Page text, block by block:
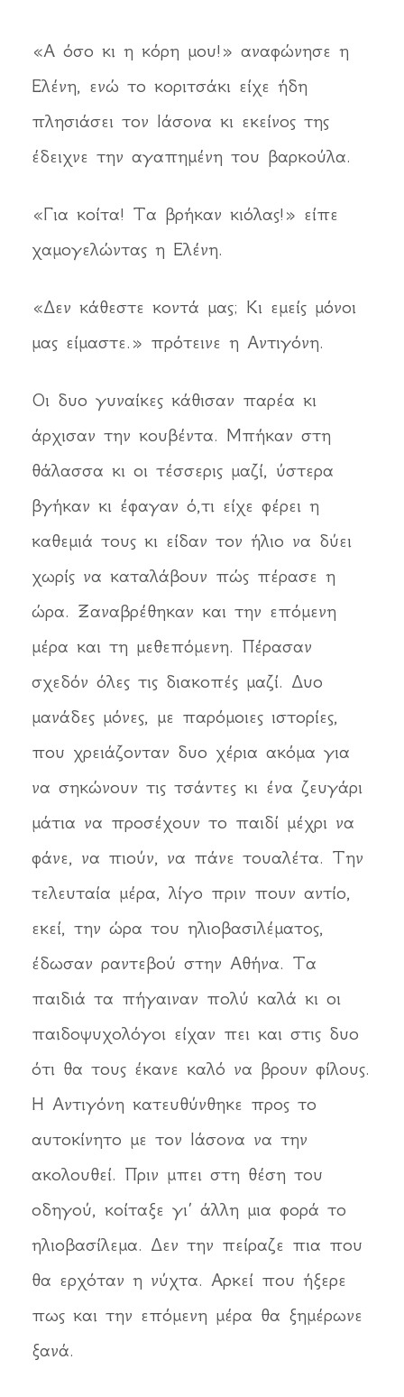
«Α όσο κι η κόρη μου!» αναφώνησε η
Ελένη, ενώ το κοριτσάκι είχε ήδη
πλησιάσει τον Ιάσονα κι εκείνος της
έδειχνε την αγαπημένη του βαρκούλα.
«Για κοίτα! Τα βρήκαν κιόλας!» είπε
χαμογελώντας η Ελένη.
«Δεν κάθεστε κοντά μας; Κι εμείς μόνοι
μας είμαστε.» πρότεινε η Αντιγόνη.
Οι δυο γυναίκες κάθισαν παρέα κι
άρχισαν την κουβέντα. Μπήκαν στη
θάλασσα κι οι τέσσερις μαζί, ύστερα
βγήκαν κι έφαγαν ό,τι είχε φέρει η
καθεμιά τους κι είδαν τον ήλιο να δύει
χωρίς να καταλάβουν πώς πέρασε η
ώρα. Ξαναβρέθηκαν και την επόμενη
μέρα και τη μεθεπόμενη. Πέρασαν
σχεδόν όλες τις διακοπές μαζί. Δυο
μανάδες μόνες, με παρόμοιες ιστορίες,
που χρειάζονταν δυο χέρια ακόμα για
να σηκώνουν τις τσάντες κι ένα ζευγάρι
μάτια να προσέχουν το παιδί μέχρι να
φάνε, να πιούν, να πάνε τουαλέτα. Την
τελευταία μέρα, λίγο πριν πουν αντίο,
εκεί, την ώρα του ηλιοβασιλέματος,
έδωσαν ραντεβού στην Αθήνα. Τα
παιδιά τα πήγαιναν πολύ καλά κι οι
παιδοψυχολόγοι είχαν πει και στις δυο
ότι θα τους έκανε καλό να βρουν φίλους.
Η Αντιγόνη κατευθύνθηκε προς το
αυτοκίνητο με τον Ιάσονα να την
ακολουθεί. Πριν μπει στη θέση του
οδηγού, κοίταξε γι’ άλλη μια φορά το
ηλιοβασίλεμα. Δεν την πείραζε πια που
θα ερχόταν η νύχτα. Αρκεί που ήξερε
πως και την επόμενη μέρα θα ξημέρωνε
ξανά.